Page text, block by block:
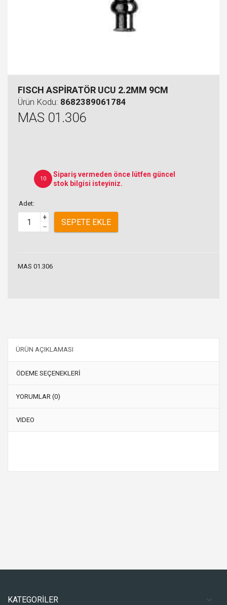
FISCH ASPİRATÖR UCU 2.2MM 9CM
Ürün Kodu: 8682389061784
MAS 01.306
10
Sipariş vermeden önce lütfen güncel
stok bilgisi isteyiniz.
Adet:
+
–
SEPETE EKLE
MAS 01.306
ÜRÜN AÇIKLAMASI
ÖDEME SEÇENEKLERİ
YORUMLAR (0)
VIDEO
KATEGORİLER